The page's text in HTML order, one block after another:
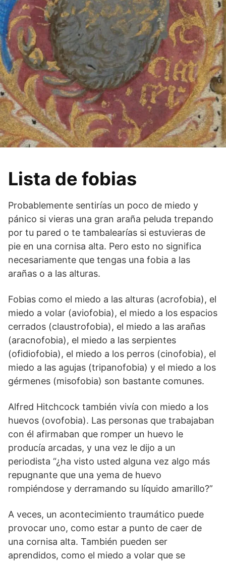
Lista de fobias
Probablemente sentirías un poco de miedo y
pánico si vieras una gran araña peluda trepando
por tu pared o te tambalearías si estuvieras de
pie en una cornisa alta. Pero esto no significa
necesariamente que tengas una fobia a las
arañas o a las alturas.
Fobias como el miedo a las alturas (acrofobia), el
miedo a volar (aviofobia), el miedo a los espacios
cerrados (claustrofobia), el miedo a las arañas
(aracnofobia), el miedo a las serpientes
(ofidiofobia), el miedo a los perros (cinofobia), el
miedo a las agujas (tripanofobia) y el miedo a los
gérmenes (misofobia) son bastante comunes.
Alfred Hitchcock también vivía con miedo a los
huevos (ovofobia). Las personas que trabajaban
con él afirmaban que romper un huevo le
producía arcadas, y una vez le dijo a un
periodista “¿ha visto usted alguna vez algo más
repugnante que una yema de huevo
rompiéndose y derramando su líquido amarillo?”
A veces, un acontecimiento traumático puede
provocar uno, como estar a punto de caer de
una cornisa alta. También pueden ser
aprendidos, como el miedo a volar que se